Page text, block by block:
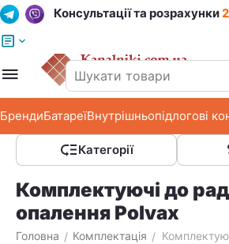
Консультації та розрахунки
БрендиБатареїВнутрішньопідлогові
Категорії
Комплектуючі до
опалення Polvax
Головна / Комплектація /